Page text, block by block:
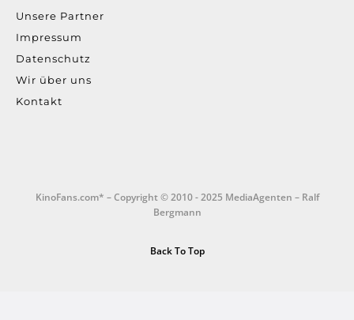
Unsere Partner
Impressum
Datenschutz
Wir über uns
Kontakt
KinoFans.com* – Copyright © 2010 - 2025 MediaAgenten – Ralf
Bergmann
Back To Top